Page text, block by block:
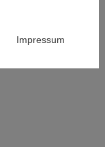
Impressum